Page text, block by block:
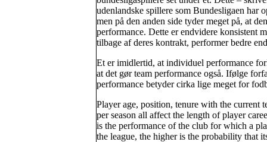
udenlandske spillere som Bundesligaen har
men på den anden side tyder meget på, at
performance. Dette er endvidere konsistent
tilbage af deres kontrakt, performer bedre
Et er imidlertid, at individuel performance
at det gør team performance også. Ifølge
performance betyder cirka lige meget for
Player age, position, tenure with the current
per season all affect the length of player
is the performance of the club for which a
the league, the higher is the probability that